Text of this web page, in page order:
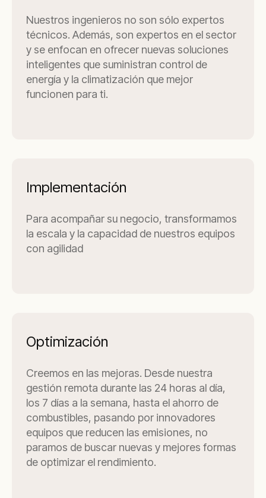
Nuestros ingenieros no son sólo expertos
técnicos. Además, son expertos en el sector
y se enfocan en ofrecer nuevas soluciones
inteligentes que suministran control de
energía y la climatización que mejor
funcionen para ti.
Implementación
Para acompañar su negocio, transformamos
la escala y la capacidad de nuestros equipos
con agilidad
Optimización
Creemos en las mejoras. Desde nuestra
gestión remota durante las 24 horas al día,
los 7 días a la semana, hasta el ahorro de
combustibles, pasando por innovadores
equipos que reducen las emisiones, no
paramos de buscar nuevas y mejores formas
de optimizar el rendimiento.